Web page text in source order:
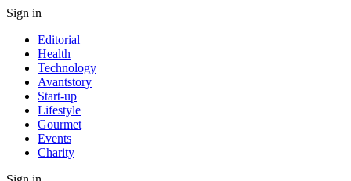
Sign in
Editorial
Health
Technology
Avantstory
Start-up
Lifestyle
Gourmet
Events
Charity